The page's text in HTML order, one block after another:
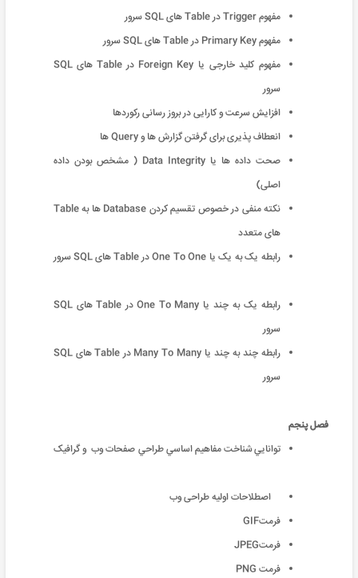
مفهوم Trigger در Table های SQL سرور
مفهوم Primary Key در Table های SQL سرور
مفهوم کلید خارجی یا Foreign Key در Table های SQL
سرور
افزایش سرعت و کارایی در بروز رسانی رکوردها
انعطاف پذیری برای گرفتن گزارش ها و Query ها
صحت داده ها یا Data Integrity ( مشخص بودن داده
اصلی)
نکته منفی در خصوص تقسیم کردن Database ها به Table
های متعدد
رابطه یک به یک یا One To One در Table های SQL سرور
رابطه یک به چند یا One To Many در Table های SQL
سرور
رابطه چند به چند یا Many To Many در Table های SQL
سرور
فصل پنجم
توانايي شناخت مفاهيم اساسي طراحي صفحات وب و گرافیک
اصطلاحات اولیه طراحی وب
فرمتGIF
فرمتJPEG
فرمت PNG